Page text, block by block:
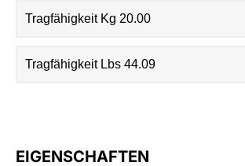
Tragfähigkeit Kg 20.00
Tragfähigkeit Lbs 44.09
EIGENSCHAFTEN